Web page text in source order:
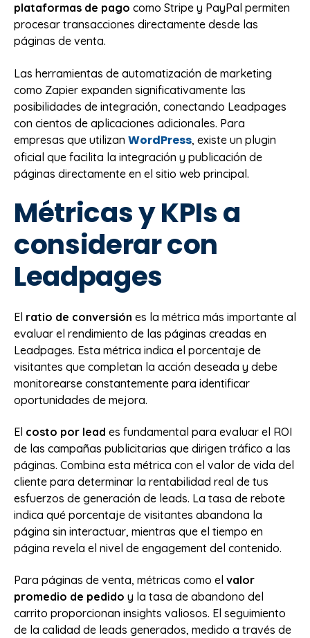
plataformas de pago como Stripe y PayPal permiten
procesar transacciones directamente desde las
páginas de venta.
Las herramientas de automatización de marketing
como Zapier expanden significativamente las
posibilidades de integración, conectando Leadpages
con cientos de aplicaciones adicionales. Para
empresas que utilizan WordPress, existe un plugin
oficial que facilita la integración y publicación de
páginas directamente en el sitio web principal.
Métricas y KPIs a
considerar con
Leadpages
El ratio de conversión es la métrica más importante al
evaluar el rendimiento de las páginas creadas en
Leadpages. Esta métrica indica el porcentaje de
visitantes que completan la acción deseada y debe
monitorearse constantemente para identificar
oportunidades de mejora.
El costo por lead es fundamental para evaluar el ROI
de las campañas publicitarias que dirigen tráfico a las
páginas. Combina esta métrica con el valor de vida del
cliente para determinar la rentabilidad real de tus
esfuerzos de generación de leads. La tasa de rebote
indica qué porcentaje de visitantes abandona la
página sin interactuar, mientras que el tiempo en
página revela el nivel de engagement del contenido.
Para páginas de venta, métricas como el valor
promedio de pedido y la tasa de abandono del
carrito proporcionan insights valiosos. El seguimiento
de la calidad de leads generados, medido a través de